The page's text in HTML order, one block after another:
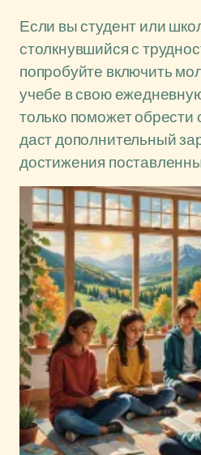
Если вы студент или
столкнувшийся с
попробуйте включить
учебе в свою
только поможет обрести
даст дополнительный
достижения